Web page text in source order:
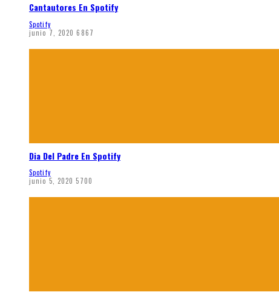
Cantautores En Spotify
Spotify
junio 7, 2020 6867
Dia Del Padre En Spotify
Spotify
junio 5, 2020 5700